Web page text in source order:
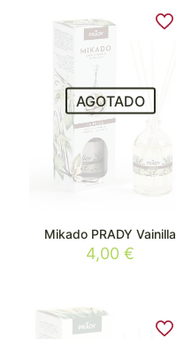
AGOTADO
Mikado PRADY Vainilla
4,00€